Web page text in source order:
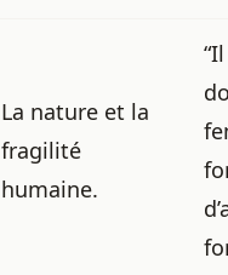
La nature et la
fragilité
humaine.